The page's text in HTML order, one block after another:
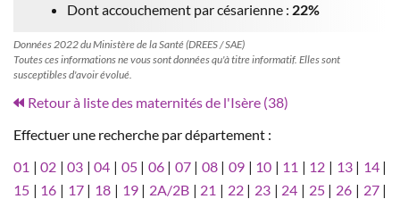
Dont accouchement par césarienne : 22%
Données 2022 du Ministère de la Santé (DREES / SAE)
Toutes ces informations ne vous sont données qu'à titre informatif. Elles sont
susceptibles d'avoir évolué.
Retour à liste des maternités de l'Isère (38)
Effectuer une recherche par département :
01 |02 |03 |04 | 05| 06| 07| 08| 09 | 10 | 11 | 12 | 13| 14|
15 | 16 | 17| 18 | 19| 2A/2B| 21 | 22| 23 | 24 | 25| 26 | 27|